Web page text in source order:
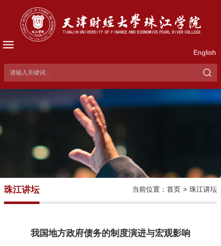
English
当前位置： 首页 > 珠江讲坛
珠江讲坛
我国地方政府债务的制度演进与宏观影响